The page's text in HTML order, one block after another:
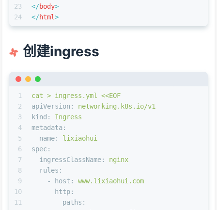
23
24
</body>
</html>
创建ingress
1
2
3
4
5
6
7
8
9
10
11
cat > ingress.yml
<<EOF
apiVersion:
networking.k8s.io/v1
kind:
Ingress
metadata:
name:
lixiaohui
spec:
ingressClassName:
nginx
rules:
-
host:
www.lixiaohui.com
http:
paths: